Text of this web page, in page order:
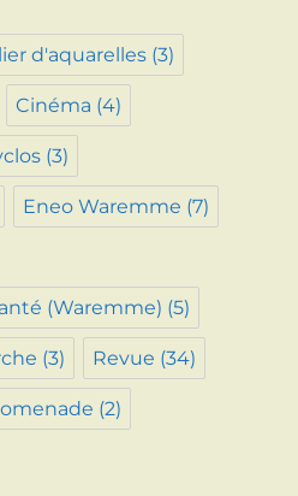
d'aquarelles (3)
Cinéma (4)
(3)
Eneo Waremme (7)
(Waremme) (5)
(3) Revue (34)
(2)